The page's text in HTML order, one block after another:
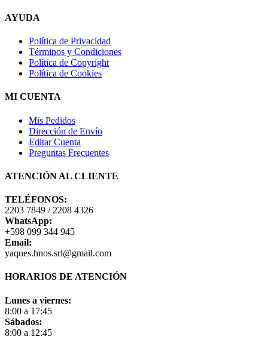
AYUDA
Política de Privacidad
Términos y Condiciones
Política de Copyright
Política de Cookies
MI CUENTA
Mis Pedidos
Dirección de Envío
Editar Cuenta
Preguntas Frecuentes
ATENCIÓN AL CLIENTE
TELÉFONOS:
2203 7849 / 2208 4326
WhatsApp:
+598 099 344 945
Email:
yaques.hnos.srl@gmail.com
HORARIOS DE ATENCIÓN
Lunes a viernes:
8:00 a 17:45
Sábados:
8:00 a 12:45